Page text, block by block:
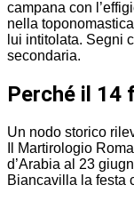
campana con
nella
lui intitolata. Segni
secondaria.
Perché il 14
Un nodo storico
Il Martirologio
d’Arabia al 23
Biancavilla la festa